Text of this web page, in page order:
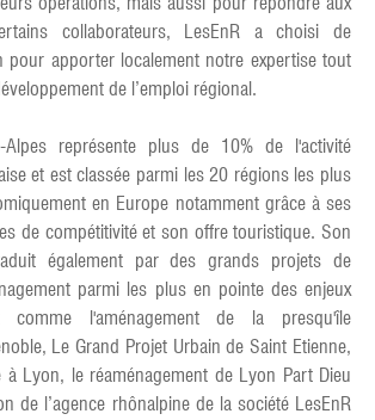
collaborateurs, LesEnR a choisi de
pour apporter localement notre expertise tout
de l’emploi régional.
Alpes représente plus de 10% de l'activité
et est classée parmi les 20 régions les plus
en Europe notamment grâce à ses
de compétitivité et son offre touristique. Son
également par des grands projets de
parmi les plus en pointe des enjeux
comme l'aménagement de la presqu'île
Le Grand Projet Urbain de Saint Etienne,
à Lyon, le réaménagement de Lyon Part Dieu
de l’agence rhônalpine de la société LesEnR